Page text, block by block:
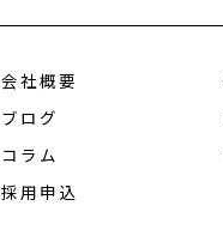
会社概要
ブログ
コラム
採用申込